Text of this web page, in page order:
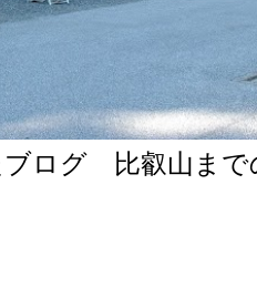
ブログ 比叡山まで